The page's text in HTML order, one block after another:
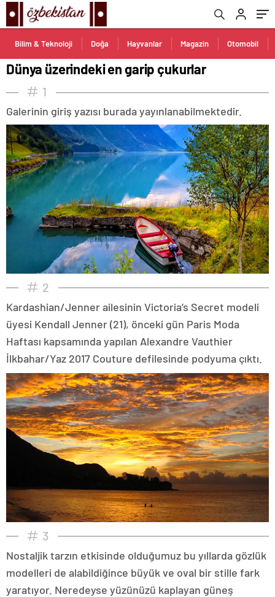
Bilim & Teknoloji Doğa Hayvanlar Magazin Otomobil
Dünya üzerindeki en garip çukurlar
1
Galerinin giriş yazısı burada yayınlanabilmektedir.
2
Kardashian/Jenner ailesinin Victoria’s Secret modeli
üyesi Kendall Jenner (21), önceki gün Paris Moda
Haftası kapsamında yapılan Alexandre Vauthier
İlkbahar/Yaz 2017 Couture defilesinde podyuma çıktı.
3
Nostaljik tarzın etkisinde olduğumuz bu yıllarda gözlük
modelleri de alabildiğince büyük ve oval bir stille fark
yaratıyor. Neredeyse yüzünüzü kaplayan güneş